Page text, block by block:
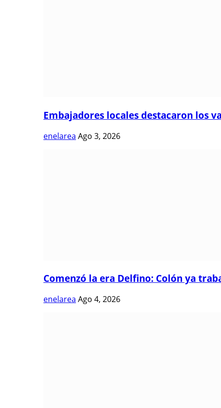
Embajadores locales destacaron los
enelarea Ago 3, 2026
Comenzó la era Delfino: Colón ya
enelarea Ago 4, 2026